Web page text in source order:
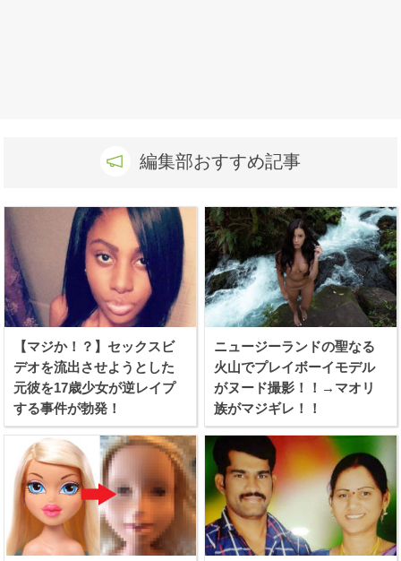
編集部おすすめ記事
【マジか！？】セックスビ
デオを流出させようとした
元彼を17歳少女が逆レイプ
する事件が勃発！
ニュージーランドの聖なる
火山でプレイボーイモデル
がヌード撮影！！→マオリ
族がマジギレ！！